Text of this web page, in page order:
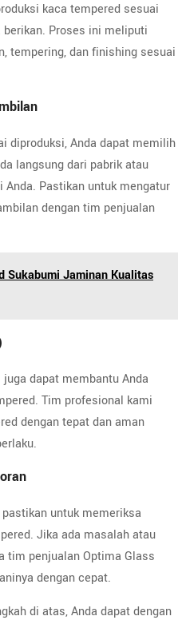
kaca tempered sesuai
Proses ini meliputi
tempering, dan finishing sesuai
diproduksi, Anda dapat memilih
langsung dari pabrik atau
Pastikan untuk mengatur
dengan tim penjualan
Sukabumi Jaminan Kualitas
dapat membantu Anda
Tim profesional kami
dengan tepat dan aman
untuk memeriksa
Jika ada masalah atau
tim penjualan Optima Glass
dengan cepat.
di atas, Anda dapat dengan